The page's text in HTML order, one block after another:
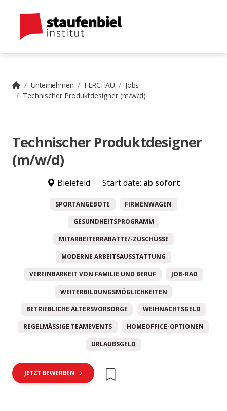
Unternehmen FERCHAU
Jobs
Technischer Produktdesigner (m/w/d)
Technischer Produktdesigner
(m/w/d)
Bielefeld Start date: ab sofort
SPORTANGEBOTE FIRMENWAGEN
GESUNDHEITSPROGRAMM
MITARBEITERRABATTE/-ZUSCHÜSSE
MODERNE ARBEITSAUSSTATTUNG
VEREINBARKEIT VON FAMILIE UND BERUF JOB-RAD
WEITERBILDUNGSMÖGLICHKEITEN
BETRIEBLICHE ALTERSVORSORGE WEIHNACHTSGELD
REGELMÄSSIGE TEAMEVENTS HOMEOFFICE-OPTIONEN
URLAUBSGELD
JETZT BEWERBEN